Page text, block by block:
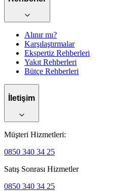
Alınır mı?
Karşılaştırmalar
Ekspertiz Rehberleri
Yakıt Rehberleri
Bütçe Rehberleri
İletişim
Müşteri Hizmetleri:
0850 340 34 25
Satış Sonrası Hizmetler
0850 340 34 25